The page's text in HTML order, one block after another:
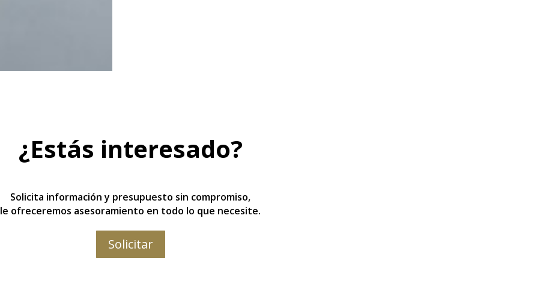
¿Estás interesado?
Solicita información y presupuesto sin compromiso,
le ofreceremos asesoramiento en todo lo que necesite.
Solicitar